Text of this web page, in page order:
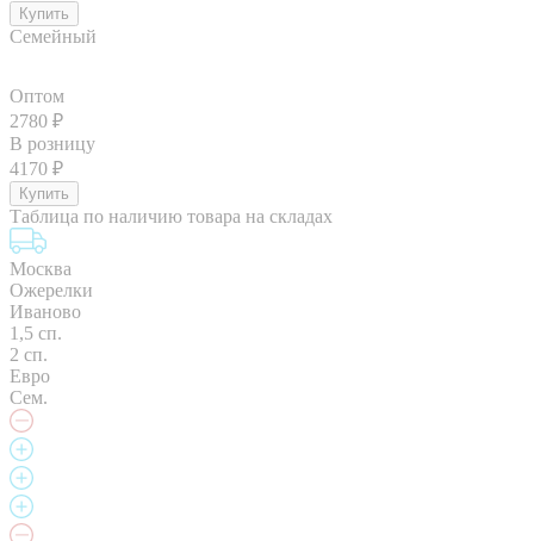
Семейный
Оптом
2780 ₽
В розницу
4170 ₽
Таблица по наличию товара на складах
Москва
Ожерелки
Иваново
1,5 сп.
2 сп.
Евро
Сем.